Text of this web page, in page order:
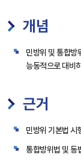
개념
민방위 및 통합방
능동적으로 대비
근거
민방위 기본법
통합방위법 및 동